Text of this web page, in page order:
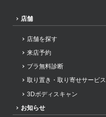
店舗
店舗を探す
来店予約
ブラ無料診断
取り置き・取り寄せサービス
3Dボディスキャン
お知らせ